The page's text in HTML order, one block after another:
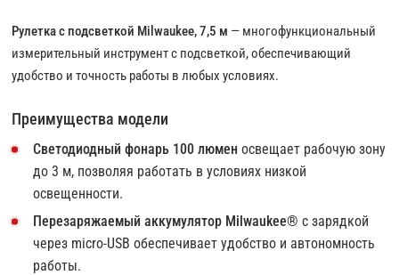
Рулетка с подсветкой Milwaukee, 7,5 м — многофункциональный
измерительный инструмент с подсветкой, обеспечивающий
удобство и точность работы в любых условиях.
Преимущества модели
Светодиодный фонарь 100 люмен освещает рабочую зону
до 3 м, позволяя работать в условиях низкой
освещенности.
Перезаряжаемый аккумулятор Milwaukee® с зарядкой
через micro-USB обеспечивает удобство и автономность
работы.